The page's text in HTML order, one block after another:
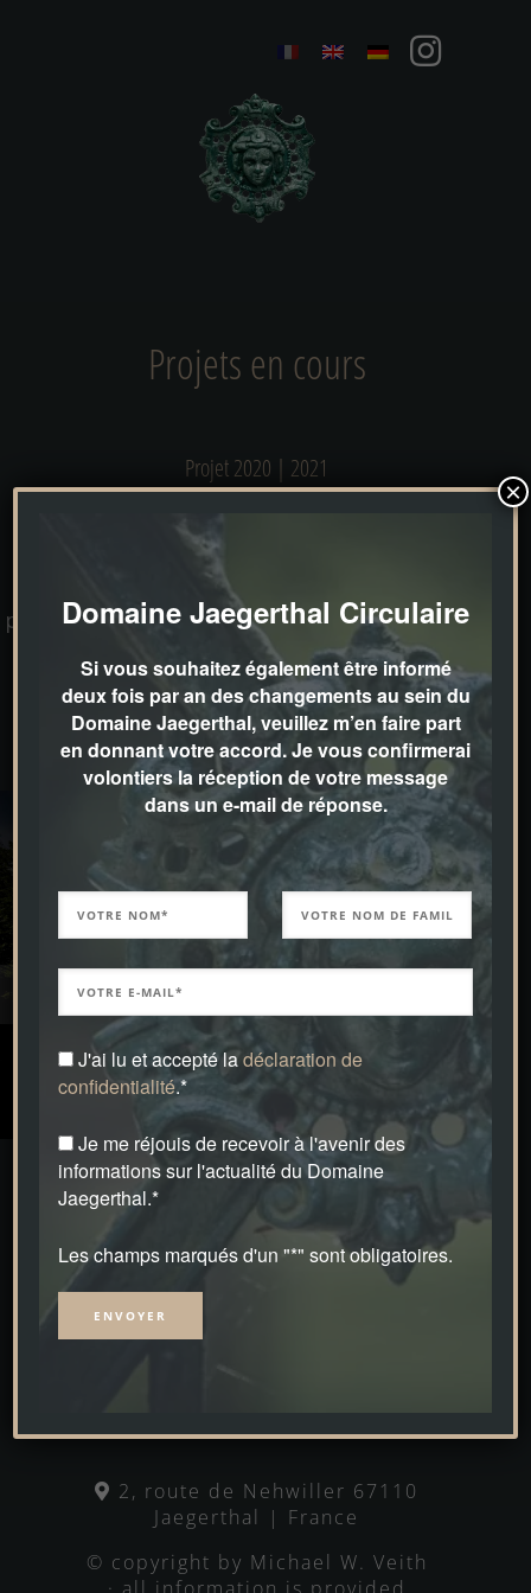
Projets en cours
Projet 2020 | 2021
Transformation d’un jardin de villa | Fribourg-en-Brisgau
Recherche d’idées, planification créative, choix des
plantes dans la pépinière, réalisation en collaboration
avec l’entreprise horticole « Fautz – die Gärten ».
DOMAINE JAEGERTHAL
2, route de Nehwiller 67110
Jaegerthal | France
© copyright by Michael W. Veith
Domaine Jaegerthal Circulaire
Si vous souhaitez également être informé
deux fois par an des changements au sein du
Domaine Jaegerthal, veuillez m’en faire part
en donnant votre accord. Je vous confirmerai
volontiers la réception de votre message
dans un e-mail de réponse.
J'ai lu et accepté ladéclaration de
confidentialité.*
Je me réjouis de recevoir à l'avenir des
informations sur l'actualité du Domaine
Jaegerthal.*
Les champs marqués d'un "*" sont obligatoires.
×